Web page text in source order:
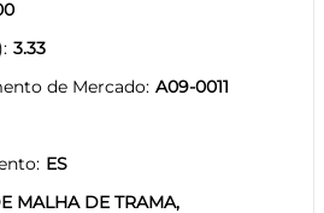
3.33
de Mercado A09-0011
ES
MALHA DE TRAMA,